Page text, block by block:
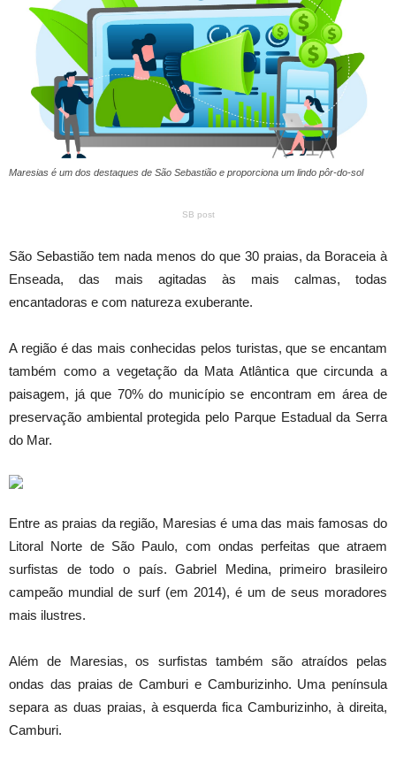
Maresias é um dos destaques de São Sebastião e proporciona um lindo pôr-do-sol
SB post
São Sebastião tem nada menos do que 30 praias, da Boraceia à
Enseada, das mais agitadas às mais calmas, todas
encantadoras e com natureza exuberante.
A região é das mais conhecidas pelos turistas, que se encantam
também como a vegetação da Mata Atlântica que circunda a
paisagem, já que 70% do município se encontram em área de
preservação ambiental protegida pelo Parque Estadual da Serra
do Mar.
Entre as praias da região, Maresias é uma das mais famosas do
Litoral Norte de São Paulo, com ondas perfeitas que atraem
surfistas de todo o país. Gabriel Medina, primeiro brasileiro
campeão mundial de surf (em 2014), é um de seus moradores
mais ilustres.
Além de Maresias, os surfistas também são atraídos pelas
ondas das praias de Camburi e Camburizinho. Uma península
separa as duas praias, à esquerda fica Camburizinho, à direita,
Camburi.